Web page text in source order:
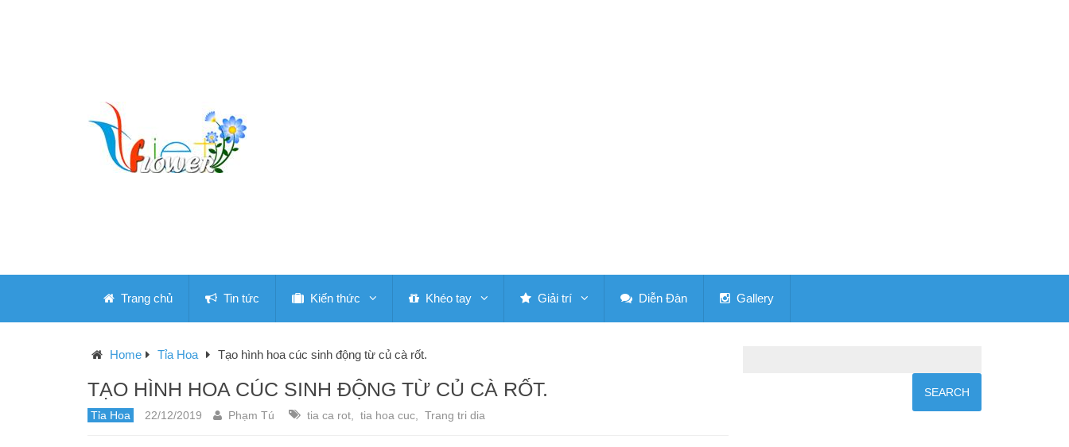
Trang chủ Tin tức Kiến thức Khéo tay Giải trí Diễn Đàn Gallery
Home Tỉa Hoa Tạo hình hoa cúc sinh động từ củ cà rốt.
TẠO HÌNH HOA CÚC SINH ĐỘNG TỪ CỦ CÀ RỐT.
Tỉa Hoa 22/12/2019 Phạm Tú tia ca rot tia hoa cuc Trang tri dia